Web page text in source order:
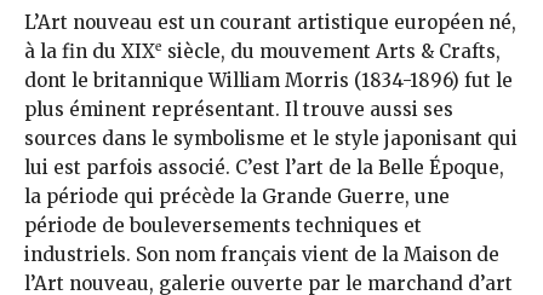
L’Art nouveau est un courant artistique européen né,
à la fin du XIXe siècle, du mouvement Arts & Crafts,
dont le britannique William Morris (1834-1896) fut le
plus éminent représentant. Il trouve aussi ses
sources dans le symbolisme et le style japonisant qui
lui est parfois associé. C’est l’art de la Belle Époque,
la période qui précède la Grande Guerre, une
période de bouleversements techniques et
industriels. Son nom français vient de la Maison de
l’Art nouveau, galerie ouverte par le marchand d’art